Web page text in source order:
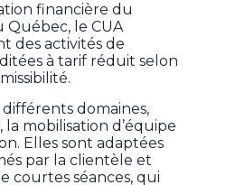
financière du
le CUA
des activités de
à tarif réduit selon
domaines,
mobilisation d’équipe
Elles sont adaptées
par la clientèle et
courtes séances, qui